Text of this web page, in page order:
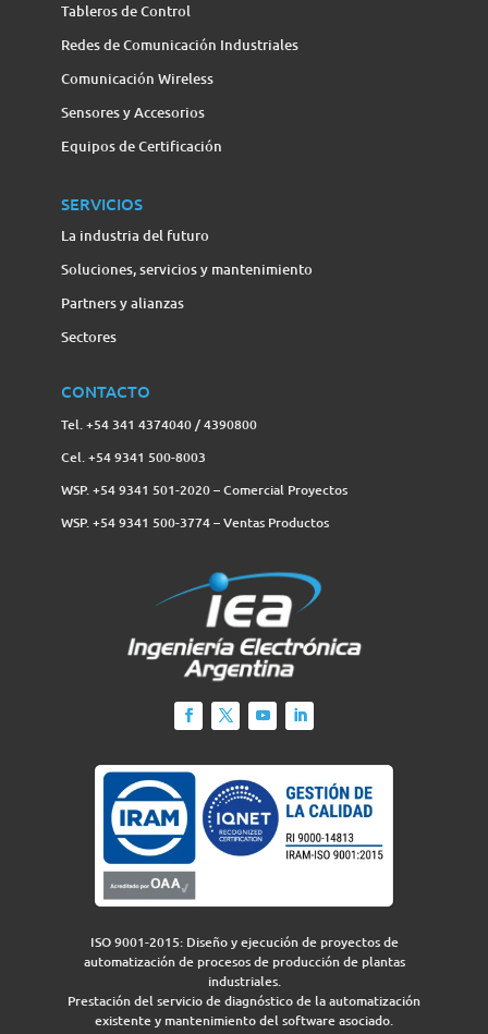
Tableros de Control
Redes de Comunicación Industriales
Comunicación Wireless
Sensores y Accesorios
Equipos de Certificación
SERVICIOS
La industria del futuro
Soluciones, servicios y mantenimiento
Partners y alianzas
Sectores
CONTACTO
Tel. +54 341 4374040 / 4390800
Cel. +54 9341 500-8003
WSP. +54 9341 501-2020 – Comercial Proyectos
WSP. +54 9341 500-3774‬ – Ventas Productos
ISO 9001-2015: Diseño y ejecución de proyectos de
automatización de procesos de producción de plantas
industriales.
Prestación del servicio de diagnóstico de la automatización
existente y mantenimiento del software asociado.